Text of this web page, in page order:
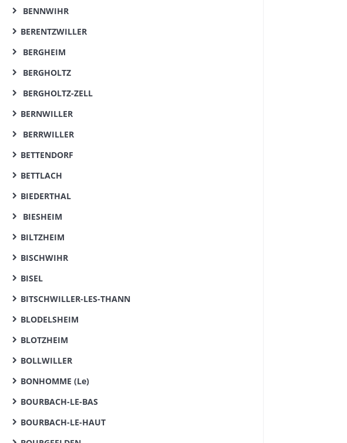
BENNWIHR
BERENTZWILLER
BERGHEIM
BERGHOLTZ
BERGHOLTZ-ZELL
BERNWILLER
BERRWILLER
BETTENDORF
BETTLACH
BIEDERTHAL
BIESHEIM
BILTZHEIM
BISCHWIHR
BISEL
BITSCHWILLER-LES-THANN
BLODELSHEIM
BLOTZHEIM
BOLLWILLER
BONHOMME (Le)
BOURBACH-LE-BAS
BOURBACH-LE-HAUT